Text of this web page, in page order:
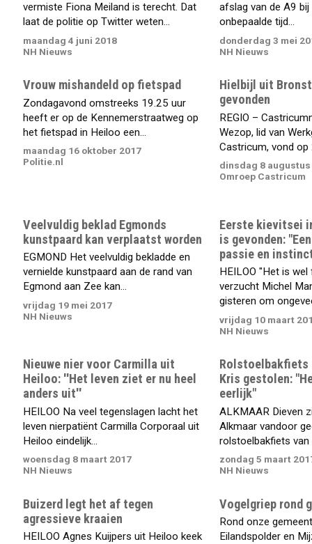
vermiste Fiona Meiland is terecht. Dat
laat de politie op Twitter weten...
maandag 4 juni 2018
NH Nieuws
afslag van de A9
onbepaalde tijd...
donderdag 3 mei
NH Nieuws
Vrouw mishandeld op fietspad
Zondagavond omstreeks 19.25 uur
heeft er op de Kennemerstraatweg op
het fietspad in Heiloo een...
maandag 16 oktober 2017
Politie.nl
Hielbijl uit
gevonden
REGIO –
Wezop, lid van
Castricum, vond op
dinsdag 8 augustus
Omroep Castricum
Veelvuldig beklad Egmonds
kunstpaard kan verplaatst worden
EGMOND Het veelvuldig bekladde en
vernielde kunstpaard aan de rand van
Egmond aan Zee kan...
vrijdag 19 mei 2017
NH Nieuws
Eerste kievitsei
is gevonden:
passie en
HEILOO "Het is
verzucht Michel
gisteren om
vrijdag 10 maart
NH Nieuws
Nieuwe nier voor Carmilla uit
Heiloo: ''Het leven ziet er nu heel
anders uit''
HEILOO Na veel tegenslagen lacht het
leven nierpatiënt Carmilla Corporaal uit
Heiloo eindelijk...
woensdag 8 maart 2017
NH Nieuws
Rolstoelbakfiets
Kris gestolen:
eerlijk"
ALKMAAR Dieven
Alkmaar vandoor
rolstoelbakfiets van
zondag 5 maart
NH Nieuws
Buizerd legt het af tegen
agressieve kraaien
HEILOO Agnes Kuijpers uit Heiloo keek
Vogelgriep rond
Rond onze
Eilandspolder en